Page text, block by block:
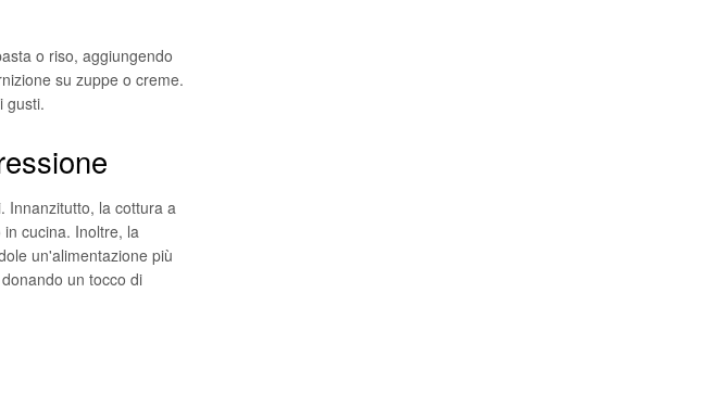
o riso, aggiungendo
su zuppe o creme.
gusti.
Innanzitutto, la cottura a
cucina. Inoltre, la
un'alimentazione più
un tocco di